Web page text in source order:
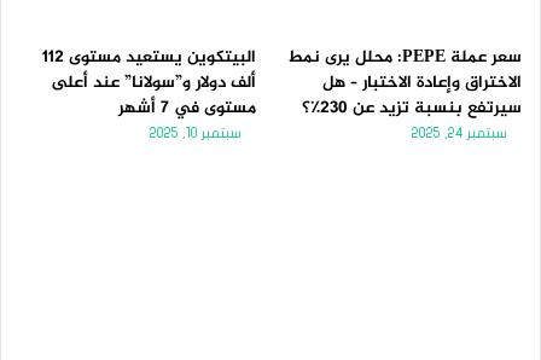
سعر عملة PEPE: محلل يرى نمط
الاختراق وإعادة الاختبار – هل
سيرتفع بنسبة تزيد عن 230٪؟
سبتمبر 24, 2025
البيتكوين يستعيد مستوى 112
ألف دولار و”سولانا” عند أعلى
مستوى في 7 أشهر
سبتمبر 10, 2025